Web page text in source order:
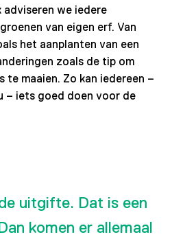
adviseren we iedere
van eigen erf. Van
het aanplanten van een
zoals de tip om
te maaien. Zo kan iedereen –
– iets goed doen voor de
uitgifte. Dat is een
komen er allemaal